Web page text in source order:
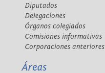
Diputados
Delegaciones
Órganos colegiados
Comisiones informativas
Corporaciones anteriores
Áreas